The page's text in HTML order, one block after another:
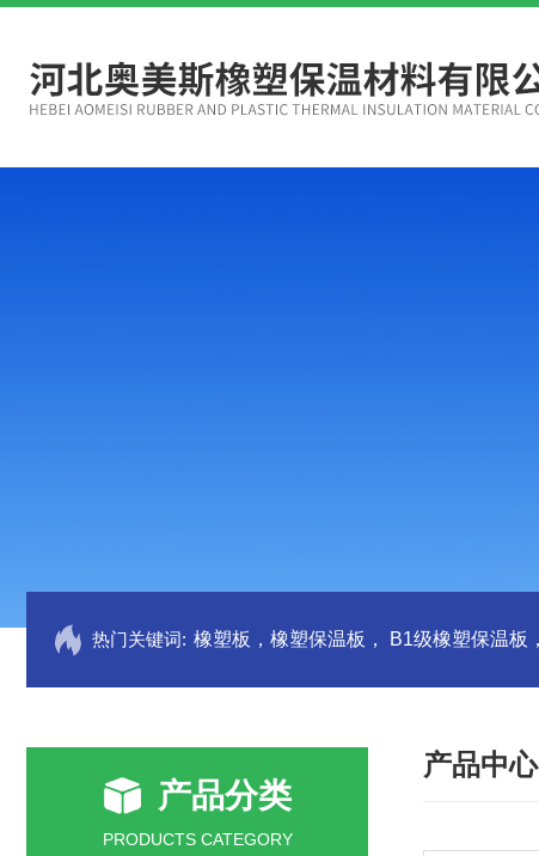
热门关键词:
产品分类
PRODUCTS CATEGORY
产品中心